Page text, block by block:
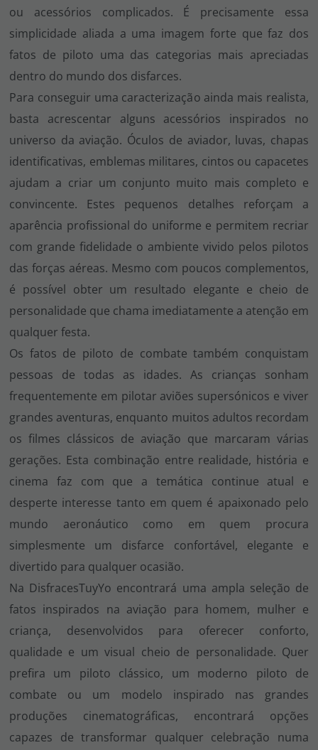
ou acessórios complicados. É precisamente essa
simplicidade aliada a uma imagem forte que faz dos
fatos de piloto uma das categorias mais apreciadas
dentro do mundo dos disfarces.
Para conseguir uma caracterização ainda mais realista,
basta acrescentar alguns acessórios inspirados no
universo da aviação. Óculos de aviador, luvas, chapas
identificativas, emblemas militares, cintos ou capacetes
ajudam a criar um conjunto muito mais completo e
convincente. Estes pequenos detalhes reforçam a
aparência profissional do uniforme e permitem recriar
com grande fidelidade o ambiente vivido pelos pilotos
das forças aéreas. Mesmo com poucos complementos,
é possível obter um resultado elegante e cheio de
personalidade que chama imediatamente a atenção em
qualquer festa.
Os fatos de piloto de combate também conquistam
pessoas de todas as idades. As crianças sonham
frequentemente em pilotar aviões supersónicos e viver
grandes aventuras, enquanto muitos adultos recordam
os filmes clássicos de aviação que marcaram várias
gerações. Esta combinação entre realidade, história e
cinema faz com que a temática continue atual e
desperte interesse tanto em quem é apaixonado pelo
mundo aeronáutico como em quem procura
simplesmente um disfarce confortável, elegante e
divertido para qualquer ocasião.
Na DisfracesTuyYo encontrará uma ampla seleção de
fatos inspirados na aviação para homem, mulher e
criança, desenvolvidos para oferecer conforto,
qualidade e um visual cheio de personalidade. Quer
prefira um piloto clássico, um moderno piloto de
combate ou um modelo inspirado nas grandes
produções cinematográficas, encontrará opções
capazes de transformar qualquer celebração numa